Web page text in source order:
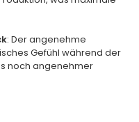
: Der angenehme
Gefühl während der
noch angenehmer